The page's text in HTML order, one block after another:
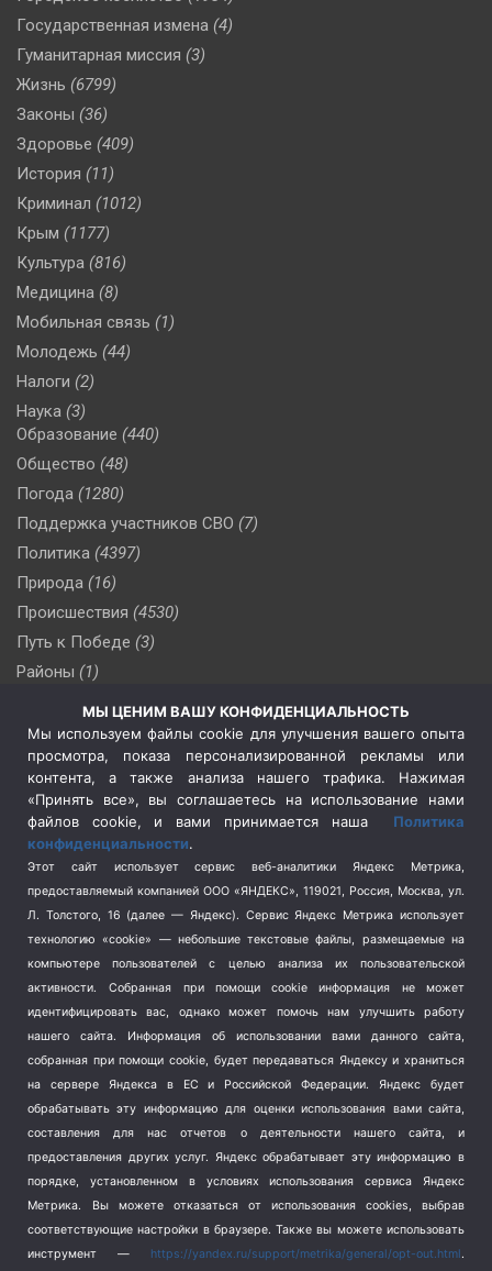
Государственная измена (4)
Гуманитарная миссия (3)
Жизнь (6799)
Законы (36)
Здоровье (409)
История (11)
Криминал (1012)
Крым (1177)
Культура (816)
Медицина (8)
Мобильная связь (1)
Молодежь (44)
Налоги (2)
Наука (3)
Образование (440)
Общество (48)
Погода (1280)
Поддержка участников СВО (7)
Политика (4397)
Природа (16)
Происшествия (4530)
Путь к Победе (3)
Районы (1)
(510)
Сельское хозяйство (3)
Социальная политика
(3)
Спецоперация в Украине
Спецоперация на Украине
(404)
Спорт (740)
Терроризм (1)
Транспорт (262)
Туризм (178)
Флот (76)
Школа и спорт (2)
Экология (8)
Экономика (1172)
МЫ ЦЕНИМ ВАШУ КОНФИДЕНЦИАЛЬНОСТЬ
Мы используем файлы cookie для улучшения вашего опыта
просмотра, показа персонализированной рекламы или
контента, а также анализа нашего трафика. Нажимая
«Принять все», вы соглашаетесь на использование нами
файлов cookie, и вами принимается наша Политика
конфиденциальности.
Этот сайт использует сервис веб-аналитики Яндекс Метрика,
предоставляемый компанией ООО «ЯНДЕКС», 119021, Россия, Москва, ул.
Л. Толстого, 16 (далее — Яндекс). Сервис Яндекс Метрика использует
технологию «cookie» — небольшие текстовые файлы, размещаемые на
компьютере пользователей с целью анализа их пользовательской
активности.
Собранная при помощи cookie информация не может
идентифицировать вас, однако может помочь нам улучшить работу
нашего сайта. Информация об использовании вами данного сайта,
собранная при помощи cookie, будет передаваться Яндексу и храниться
на сервере Яндекса в ЕС и Российской Федерации. Яндекс будет
обрабатывать эту информацию для оценки использования вами сайта,
составления для нас отчетов о деятельности нашего сайта, и
предоставления других услуг. Яндекс обрабатывает эту информацию в
порядке, установленном в условиях использования сервиса Яндекс
Метрика.
Вы можете отказаться от использования cookies, выбрав
соответствующие настройки в браузере. Также вы можете использовать
инструмент — https://yandex.ru/support/metrika/general/opt-out.html.